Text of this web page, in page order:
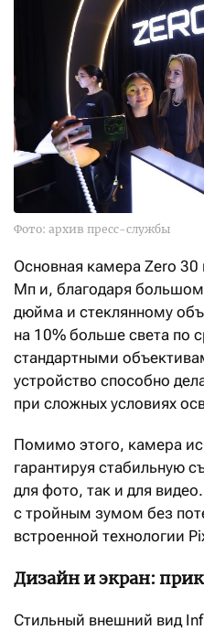
Фото: архив пресс-службы
Основная камера Zero
Мп и, благодаря
дюйма и стеклянному
на 10% больше света по
стандартными
устройство способно
при сложных условиях
Помимо этого, камера
гарантируя стабильную
для фото, так и для
с тройным зумом без
встроенной технологии
Дизайн и экран:
Стильный внешний вид